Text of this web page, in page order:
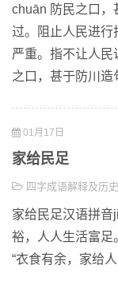
chuān 防民之口，
过。阻止人民进行
严重。指不让人民
之口，甚于防川造
01月17日
家给民足
四字成语解释及历
家给民足汉语拼
裕，人人生活富足
“衣食有余，家给人